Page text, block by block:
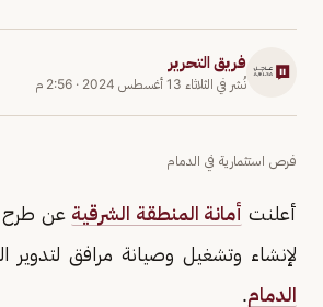
فريق التحرير
نُشر في الثلاثاء 13 أغسطس 2024 · 2:56 م
فرص استثمارية في الدمام
أعلنت أمانة المنطقة الشرقية
لإنشاء وتشغيل وصيانة مرافق لتدوير
الدمام.